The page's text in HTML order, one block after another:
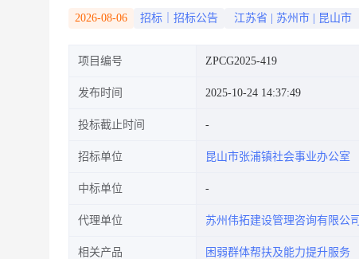
2026-08-06 招标｜招标公告 江苏省 苏州市 昆山市
项目编号 ZPCG2025-419
发布时间 2025-10-24 14:37:49
投标截止时间
招标单位 昆山市张浦镇社会事业办公室
中标单位
代理单位 苏州伟拓建设管理咨询有限公司
相关产品 困弱群体帮扶及能力提升服务